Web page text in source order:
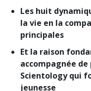
Les huit
la vie en la
principales
Et la raison
accompagnée
Scientology qui
jeunesse